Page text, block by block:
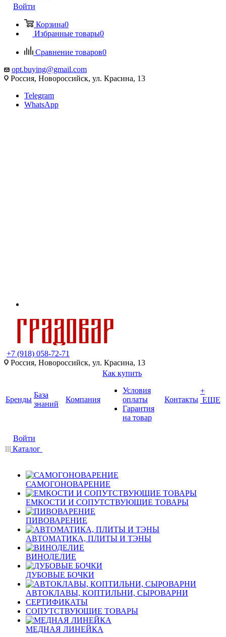
Войти
Корзина0
Избранные товары0
Сравнение товаров0
opt.buying@gmail.com
Россия, Новороссийск, ул. Красина, 13
Telegram
WhatsApp
+7 (918) 058-72-71
Россия, Новороссийск, ул. Красина, 13
Бренды
База
знаний
Компания
Как купить
Условия
оплаты
Гарантия
на товар
Контакты
+
ЕЩЕ
Войти
Каталог
САМОГОНОВАРЕНИЕ
ЕМКОСТИ И СОПУТСТВУЮЩИЕ ТОВАРЫ
ПИВОВАРЕНИЕ
АВТОМАТИКА, ПЛИТЫ И ТЭНЫ
ВИНОДЕЛИЕ
ДУБОВЫЕ БОЧКИ
АВТОКЛАВЫ, КОПТИЛЬНИ, СЫРОВАРНИ
СЕРТИФИКАТЫ
СОПУТСТВУЮЩИЕ ТОВАРЫ
МЕДНАЯ ЛИНЕЙКА